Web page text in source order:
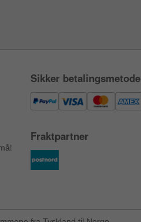
Sikker betalingsmetode
Fraktpartner